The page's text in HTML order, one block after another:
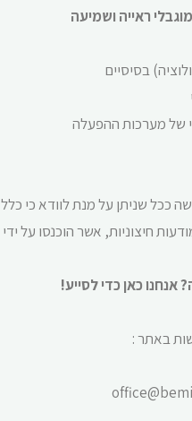
ראייה ושמיעה
בסיסיים
של מערכות ההפעלה
ככל שניתן על מנת לוודא כי
חיצוניות, אשר הוכנסו
כאן כדי לסייע!
באתר :